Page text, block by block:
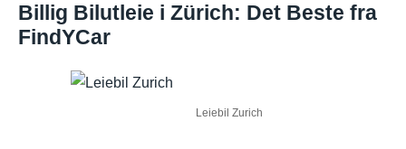
Billig Bilutleie i Zürich: Det Beste fra
FindYCar
Leiebil Zurich